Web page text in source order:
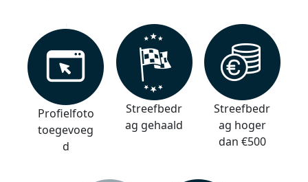
Profielfoto
toegevoeg
d
Streefbedr
ag gehaald
Streefbedr
ag hoger
dan €500